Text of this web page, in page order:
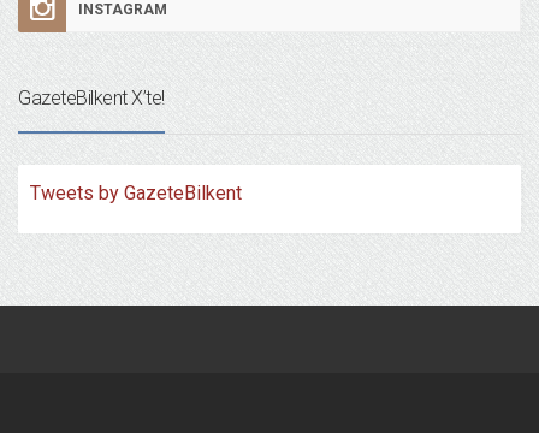
INSTAGRAM
GazeteBilkent X’te!
Tweets by GazeteBilkent